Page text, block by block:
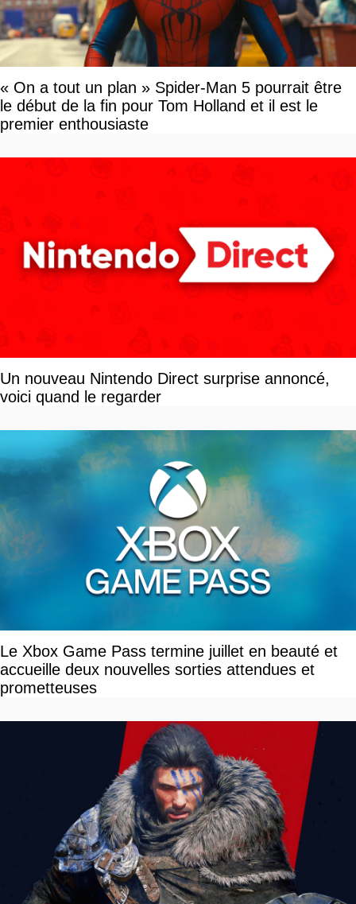
« On a tout un plan » Spider-Man 5 pourrait être
le début de la fin pour Tom Holland et il est le
premier enthousiaste
Un nouveau Nintendo Direct surprise annoncé,
voici quand le regarder
Le Xbox Game Pass termine juillet en beauté et
accueille deux nouvelles sorties attendues et
prometteuses